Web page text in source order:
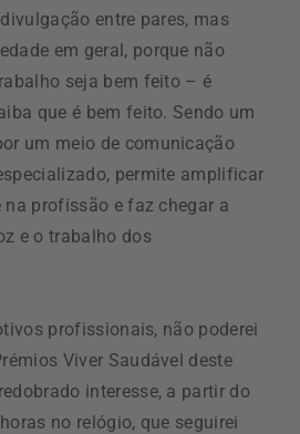
entre pares, mas
em geral, porque não
seja bem feito – é
que é bem feito. Sendo um
um meio de comunicação
permite amplificar
profissão e faz chegar a
e o trabalho dos
profissionais, não poderei
Viver Saudável deste
interesse, a partir do
no relógio, que seguirei